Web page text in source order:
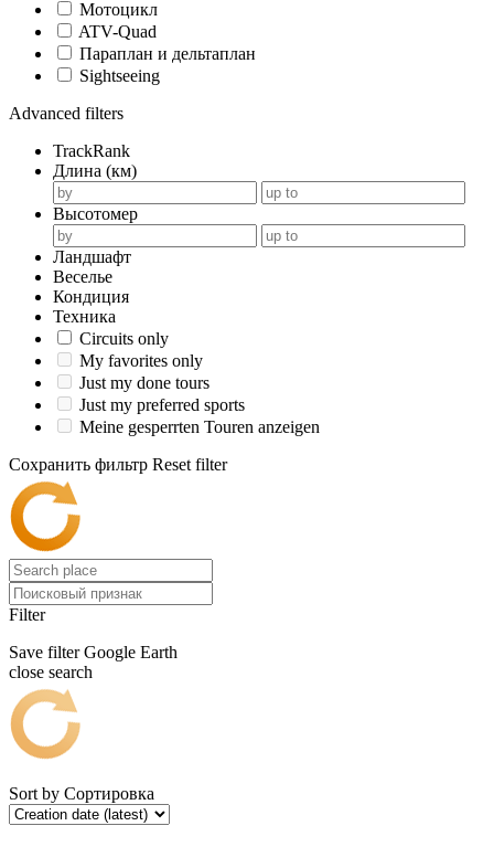
Мотоцикл
ATV-Quad
Параплан и дельтаплан
Sightseeing
Advanced filters
TrackRank
Длина (км)
Высотомер
Ландшафт
Веселье
Кондиция
Техника
Circuits only
My favorites only
Just my done tours
Just my preferred sports
Meine gesperrten Touren anzeigen
Сохранить фильтр Reset filter
Filter
Save filter Google Earth
close search
Sort by Сортировка